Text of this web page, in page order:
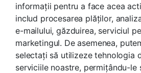
informații pentru a face acea
includ procesarea plăților,
e-mailului, găzduirea, serviciul
marketingul. De asemenea,
selectați să utilizeze tehnologia
serviciile noastre, permițându-le